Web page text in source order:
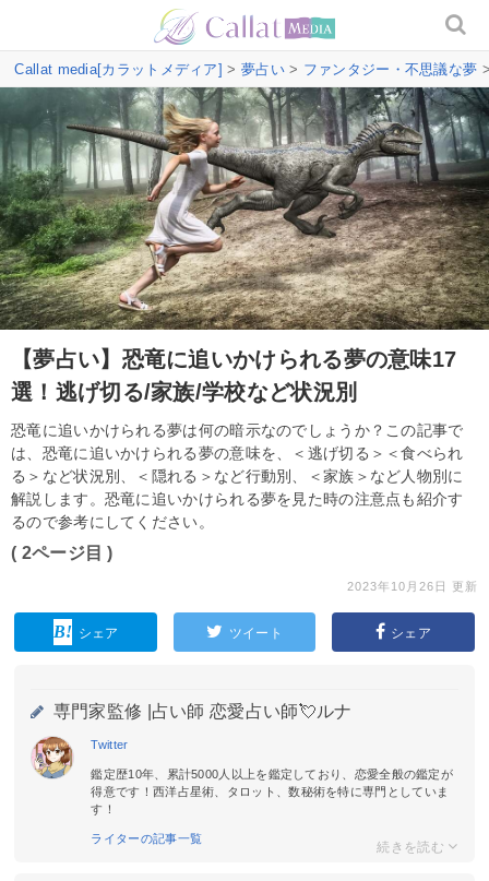
Callat media[カラットメディア] > 夢占い> ファンタジー・不思議な夢
【夢占い】恐竜に追いかけられる夢の意味17
選！逃げ切る/家族/学校など状況別
恐竜に追いかけられる夢は何の暗示なのでしょうか？この記事で
は、恐竜に追いかけられる夢の意味を、＜逃げ切る＞＜食べられ
る＞など状況別、＜隠れる＞など行動別、＜家族＞など人物別に
解説します。恐竜に追いかけられる夢を見た時の注意点も紹介す
るので参考にしてください。
( 2ページ目 )
2023年10月26日 更新
シェア ツイート シェア
専門家監修 | 占い師 恋愛占い師💘ルナ
Twitter
鑑定歴10年、累計5000人以上を鑑定しており、恋愛全般の鑑定が
得意です！西洋占星術、タロット、数秘術を特に専門としていま
す！
ライターの記事一覧